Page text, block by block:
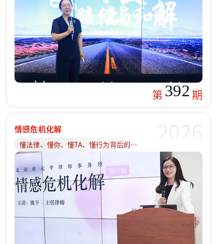
第392期
情感危机化解
懂法律、懂你、懂TA、懂行为背后的原因